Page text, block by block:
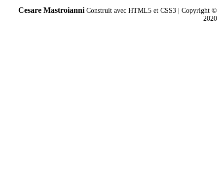
Cesare MastroianniConstruit avec HTML5 et CSS3 | Copyright ©
2020